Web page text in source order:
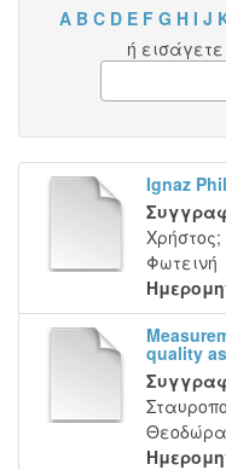
A B C D E F G H I J
ή
Ignaz
Χρήστος;
Φωτεινή
quality
Θεοδώρα